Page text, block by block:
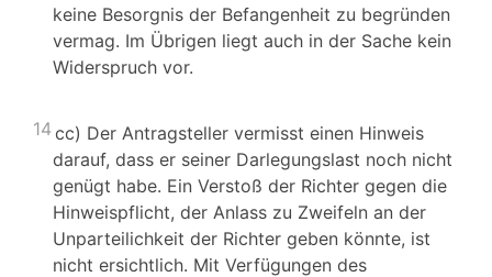
keine Besorgnis der Befangenheit zu begründen
vermag. Im Übrigen liegt auch in der Sache kein
Widerspruch vor.
14 cc) Der Antragsteller vermisst einen Hinweis
darauf, dass er seiner Darlegungslast noch nicht
genügt habe. Ein Verstoß der Richter gegen die
Hinweispflicht, der Anlass zu Zweifeln an der
Unparteilichkeit der Richter geben könnte, ist
nicht ersichtlich. Mit Verfügungen des